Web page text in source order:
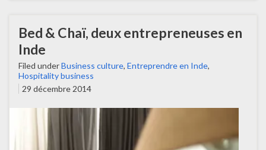
Bed & Chaï, deux entrepreneuses en
Inde
Filed underBusiness culture, Entreprendre en Inde,
Hospitality business
29 décembre 2014